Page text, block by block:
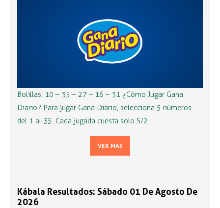
Bolillas: 10 – 35 – 27 – 16 – 31 ¿Cómo Jugar Gana
Diario? Para jugar Gana Diario, selecciona 5 números
del 1 al 35. Cada jugada cuesta solo S/2 …
VER MÁS
Kábala Resultados: Sábado 01 De Agosto De
2026